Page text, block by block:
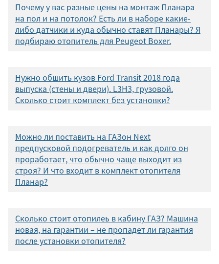
Почему у вас разные цены на монтаж Планара
на пол и на потолок? Есть ли в наборе какие-
либо датчики и куда обычно ставят Планары? Я
подбираю отопитель для Peugeot Boxer.
Нужно обшить кузов Ford Transit 2018 года
выпуска (стены и двери). L3H3, грузовой.
Сколько стоит комплект без установки?
Можно ли поставить на ГАЗон Next
предпусковой подогреватель и как долго он
проработает, что обычно чаще выходит из
строя? И что входит в комплект отопителя
Планар?
Сколько стоит отопилеь в кабину ГАЗ? Машина
новая, на гарантии – не пропадет ли гарантия
после установки отопителя?